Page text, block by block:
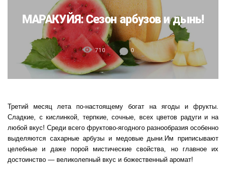
МАРАКУЙЯ: Сезон арбузов и дынь!
710 0
Третий месяц лета по-настоящему богат на ягоды и фрукты.
Сладкие, с кислинкой, терпкие, сочные, всех цветов радуги и на
любой вкус! Среди всего фруктово-ягодного разнообразия особенно
выделяются сахарные арбузы и медовые дыни.Им приписывают
целебные и даже порой мистические свойства, но главное их
достоинство — великолепный вкус и божественный аромат!